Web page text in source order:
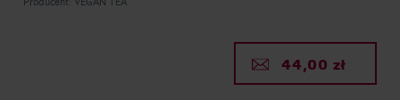
44,00 zł